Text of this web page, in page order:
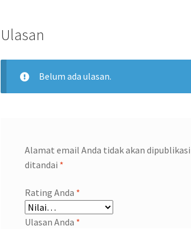
Ulasan
Belum ada ulasan.
Alamat email Anda tidak akan
ditandai *
Rating Anda *
Ulasan Anda *